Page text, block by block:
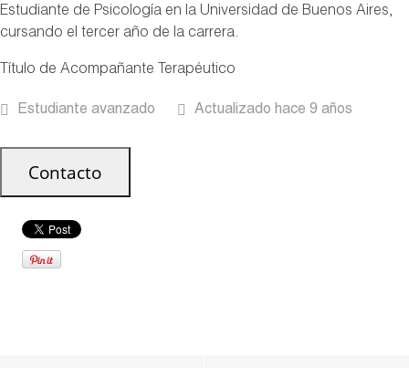
Estudiante de Psicología en la Universidad de Buenos Aires,
cursando el tercer año de la carrera.
Título de Acompañante Terapéutico
Estudiante avanzado Actualizado hace 9 años